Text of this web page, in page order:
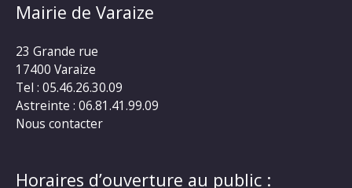
Mairie de Varaize
23 Grande rue
17400 Varaize
Tel : 05.46.26.30.09
Astreinte : 06.81.41.99.09
Nous contacter
Horaires d’ouverture au public :